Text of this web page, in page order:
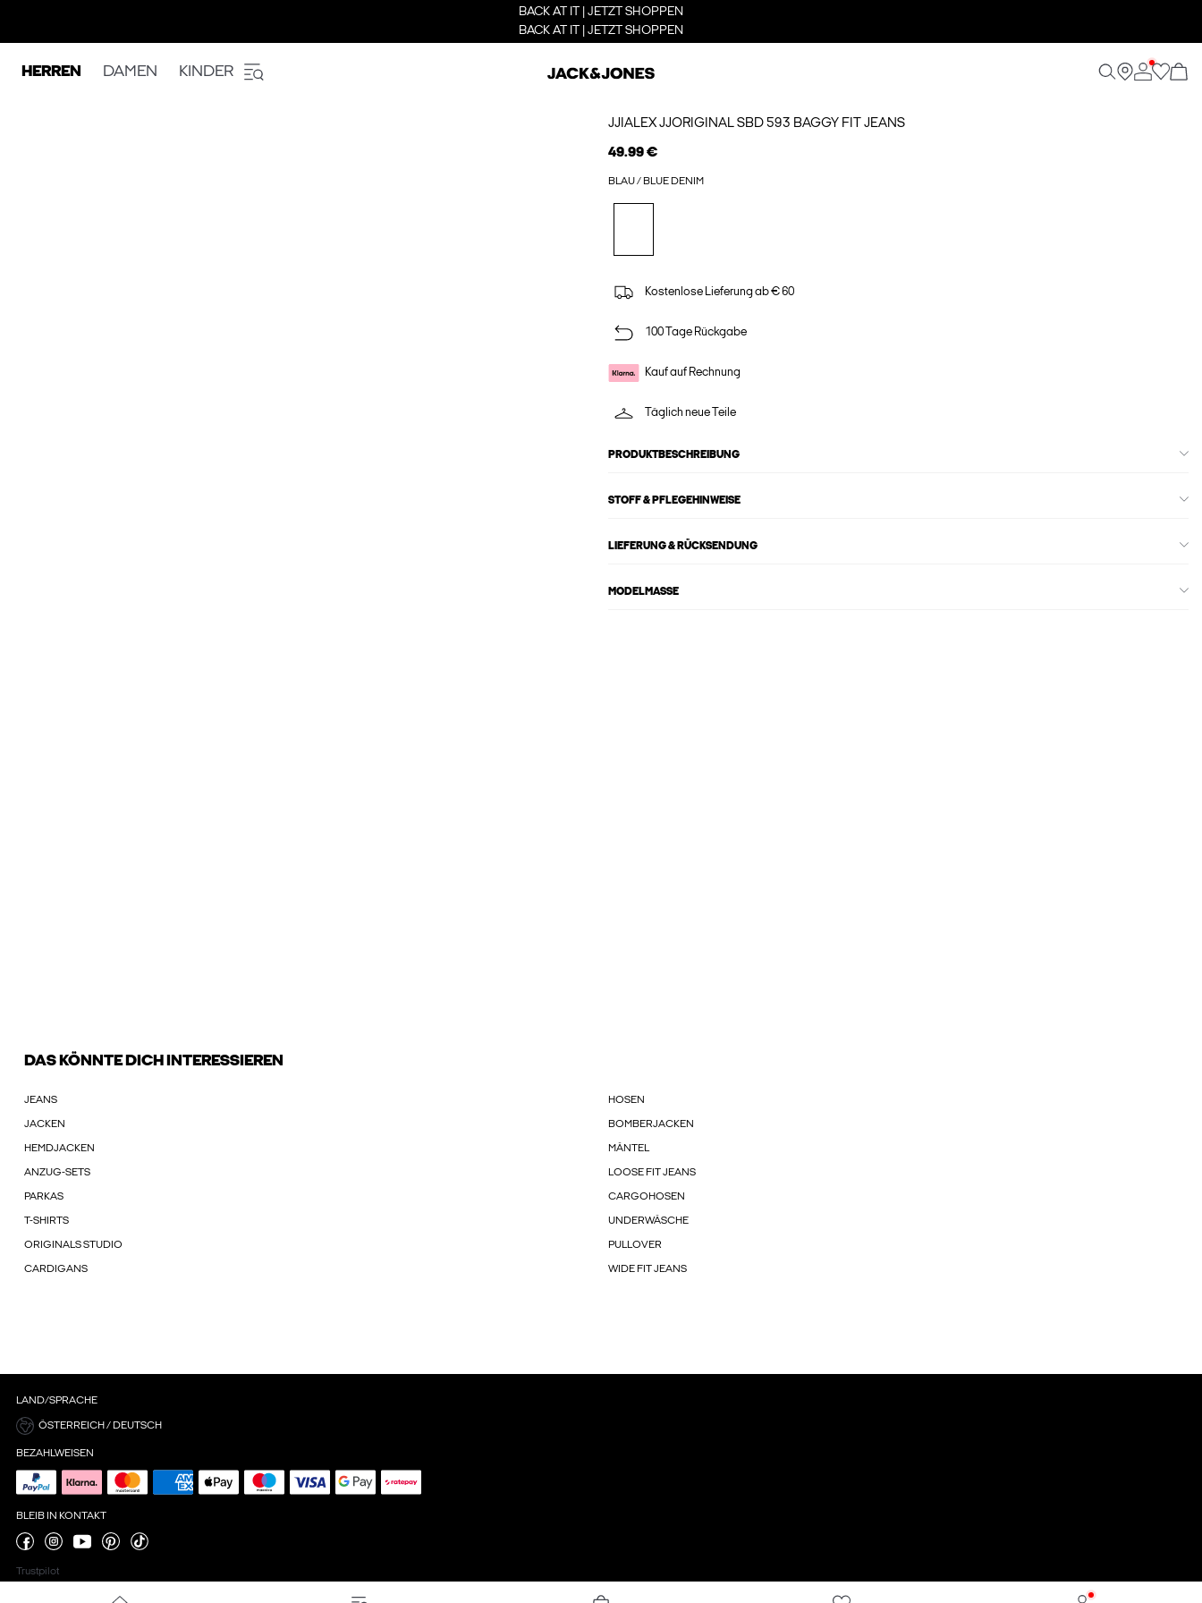
BACK AT IT | JETZT SHOPPEN
BACK AT IT | JETZT SHOPPEN
HERREN DAMEN KINDER
JJIALEX JJORIGINAL SBD 593 BAGGY FIT JEANS
49.99 €
BLAU / BLUE DENIM
Kostenlose Lieferung ab € 60
100 Tage Rückgabe
Kauf auf Rechnung
Täglich neue Teile
PRODUKTBESCHREIBUNG
STOFF & PFLEGEHINWEISE
LIEFERUNG & RÜCKSENDUNG
MODELMASSE
DAS KÖNNTE DICH INTERESSIEREN
JEANS HOSEN
JACKEN BOMBERJACKEN
HEMDJACKEN MÄNTEL
ANZUG-SETS LOOSE FIT JEANS
PARKAS CARGOHOSEN
T-SHIRTS UNDERWÄSCHE
ORIGINALS STUDIO PULLOVER
CARDIGANS WIDE FIT JEANS
LAND/SPRACHE
ÖSTERREICH / DEUTSCH
BEZAHLWEISEN
BLEIB IN KONTAKT
Trustpilot